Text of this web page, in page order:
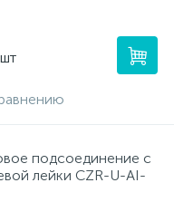
шт
подсоединение с
лейки CZR-U-AI-